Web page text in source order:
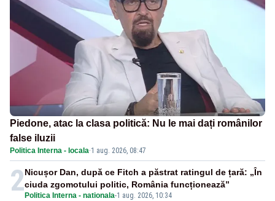
Piedone, atac la clasa politică: Nu le mai dați românilor
false iluzii
Politica Interna - locala·1 aug. 2026, 08:47
2 Politica Interna - nationala-1 aug. 2026, 10:34
Nicușor Dan, după ce Fitch a păstrat ratingul de țară: „În
ciuda zgomotului politic, România funcționează”